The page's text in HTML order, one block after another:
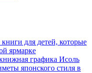
для детей, которые
ярмарке
графика Исоль
японского стиля в